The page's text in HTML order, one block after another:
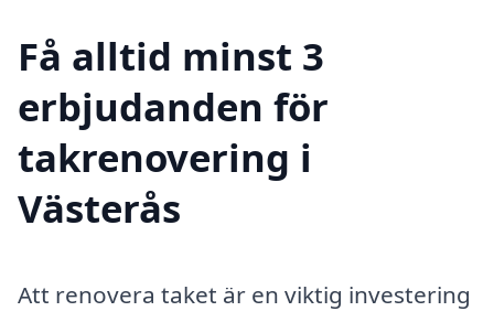
Få alltid minst 3
erbjudanden för
takrenovering i
Västerås
Att renovera taket är en viktig investering